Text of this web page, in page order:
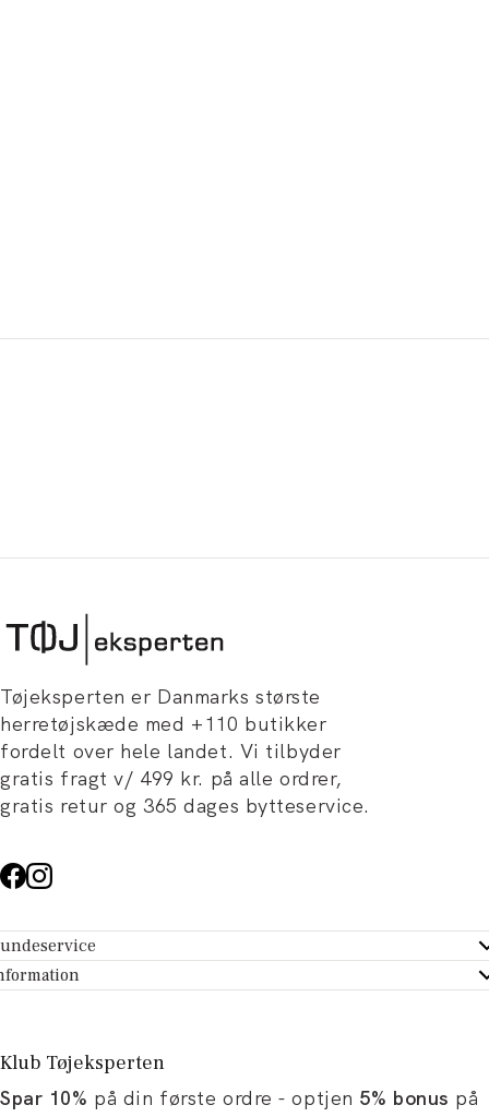
Tøjeksperten er Danmarks største
herretøjskæde med +110 butikker
fordelt over hele landet. Vi tilbyder
gratis fragt v/ 499 kr. på alle ordrer,
gratis retur og 365 dages bytteservice.
- Hjælpecenter
dit køb
Tøjeksperten
og artikler
Klub Tøjeksperten
Spar 10% på din første ordre - optjen 5% bonus på